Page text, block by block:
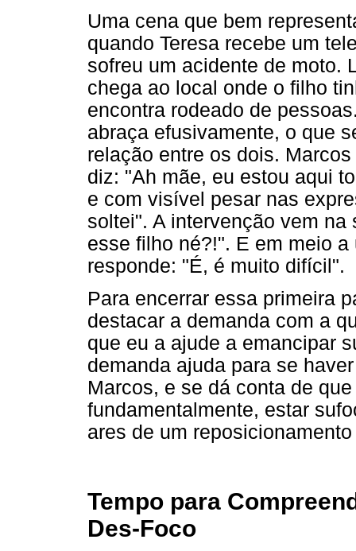
Uma cena que bem
quando Teresa recebe um
sofreu um acidente de moto.
chega ao local onde o filho
encontra rodeado de
abraça efusivamente, o que
relação entre os dois.
diz: "Ah mãe, eu estou aqui
e com visível pesar nas
soltei". A intervenção vem
esse filho né?!". E em meio
responde: "É, é muito difícil".
Para encerrar essa primeira
destacar a demanda com a
que eu a ajude a emancipar
demanda ajuda para se
Marcos, e se dá conta de
fundamentalmente, estar
ares de um
Tempo para
Des-Foco